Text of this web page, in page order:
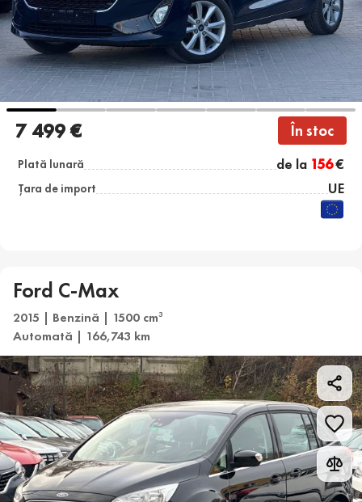
7 499 € În stoc
Plată lunară de la 156€
Țara de import UE
Ford C-Max
2015 | Benzină | 1500 cm3
Automată | 166,743 km